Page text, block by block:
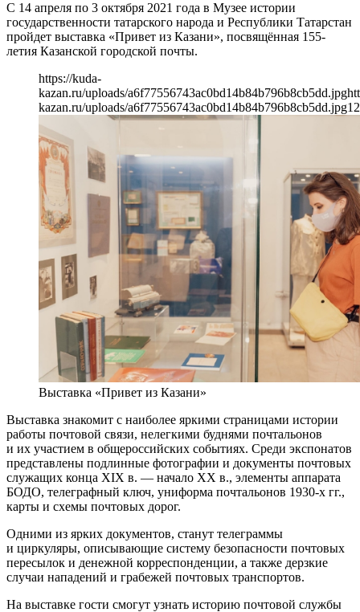
С 14 апреля по 3 октября 2021 года в Музее истории
государственности татарского народа и Республики Татарстан
пройдет выставка «Привет из Казани», посвящённая 155-
летия Казанской городской почты.
https://kuda-
kazan.ru/uploads/a6f77556743ac0bd14b84b796b8cb5dd.jpg
kazan.ru/uploads/a6f77556743ac0bd14b84b796b8cb5dd.jpg
Выставка «Привет из Казани»
Выставка знакомит с наиболее яркими страницами истории
работы почтовой связи, нелегкими буднями почтальонов
и их участием в общероссийских событиях. Среди экспонатов
представлены подлинные фотографии и документы почтовых
служащих конца XIX в. — начало ХХ в., элементы аппарата
БОДО, телеграфный ключ, униформа почтальонов 1930-х гг.,
карты и схемы почтовых дорог.
Одними из ярких документов, станут телеграммы
и циркуляры, описывающие систему безопасности почтовых
пересылок и денежной корреспонденции, а также дерзкие
случаи нападений и грабежей почтовых транспортов.
На выставке гости смогут узнать историю почтовой службы